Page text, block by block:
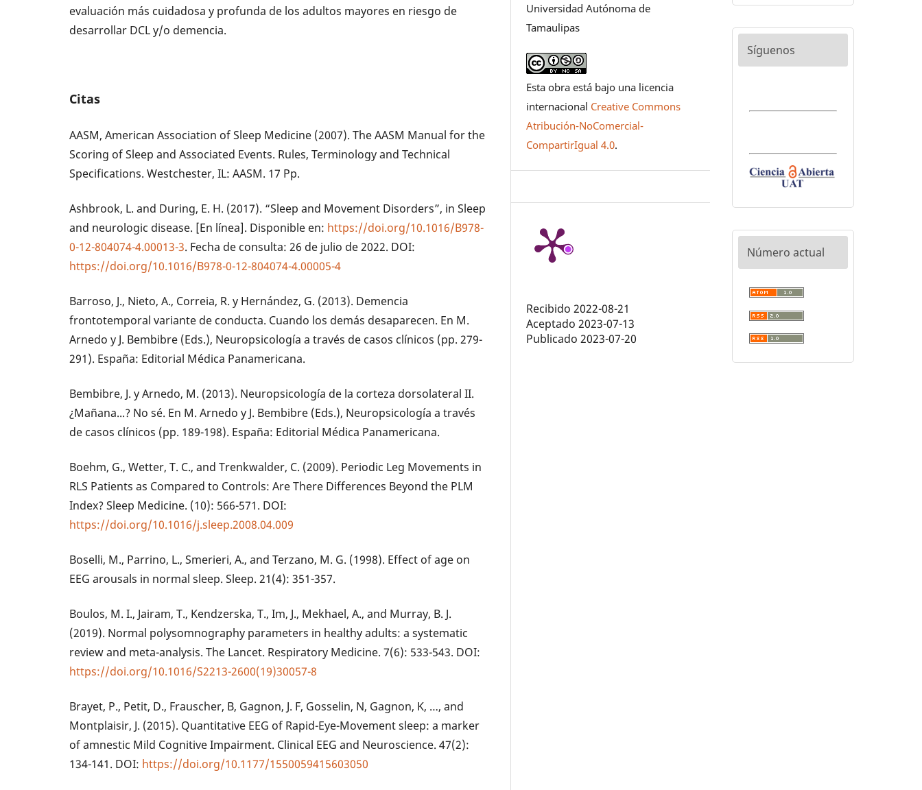
evaluación más cuidadosa y profunda de los adultos mayores en riesgo de
desarrollar DCL y/o demencia.
Citas
AASM, American Association of Sleep Medicine (2007). The AASM Manual for the
Scoring of Sleep and Associated Events. Rules, Terminology and Technical
Specifications. Westchester, IL: AASM. 17 Pp.
Ashbrook, L. and During, E. H. (2017). “Sleep and Movement Disorders”, in Sleep
and neurologic disease. [En línea]. Disponible en: https://doi.org/10.1016/B978-
0-12-804074-4.00013-3. Fecha de consulta: 26 de julio de 2022. DOI:
https://doi.org/10.1016/B978-0-12-804074-4.00005-4
Barroso, J., Nieto, A., Correia, R. y Hernández, G. (2013). Demencia
frontotemporal variante de conducta. Cuando los demás desaparecen. En M.
Arnedo y J. Bembibre (Eds.), Neuropsicología a través de casos clínicos (pp. 279-
291). España: Editorial Médica Panamericana.
Bembibre, J. y Arnedo, M. (2013). Neuropsicología de la corteza dorsolateral II.
¿Mañana...? No sé. En M. Arnedo y J. Bembibre (Eds.), Neuropsicología a través
de casos clínicos (pp. 189-198). España: Editorial Médica Panamericana.
Boehm, G., Wetter, T. C., and Trenkwalder, C. (2009). Periodic Leg Movements in
RLS Patients as Compared to Controls: Are There Differences Beyond the PLM
Index? Sleep Medicine. (10): 566-571. DOI:
https://doi.org/10.1016/j.sleep.2008.04.009
Boselli, M., Parrino, L., Smerieri, A., and Terzano, M. G. (1998). Effect of age on
EEG arousals in normal sleep. Sleep. 21(4): 351-357.
Boulos, M. I., Jairam, T., Kendzerska, T., Im, J., Mekhael, A., and Murray, B. J.
(2019). Normal polysomnography parameters in healthy adults: a systematic
review and meta-analysis. The Lancet. Respiratory Medicine. 7(6): 533-543. DOI:
https://doi.org/10.1016/S2213-2600(19)30057-8
Brayet, P., Petit, D., Frauscher, B, Gagnon, J. F, Gosselin, N, Gagnon, K, …, and
Montplaisir, J. (2015). Quantitative EEG of Rapid-Eye-Movement sleep: a marker
of amnestic Mild Cognitive Impairment. Clinical EEG and Neuroscience. 47(2):
134-141. DOI: https://doi.org/10.1177/1550059415603050
Universidad Autónoma de
Tamaulipas
Esta obra está bajo una licencia
internacional Creative Commons
Atribución-NoComercial-
CompartirIgual 4.0.
Recibido 2022-08-21
Aceptado 2023-07-13
Publicado 2023-07-20
Síguenos
Número actual